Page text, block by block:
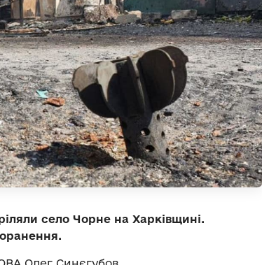
село Чорне на Харківщині.